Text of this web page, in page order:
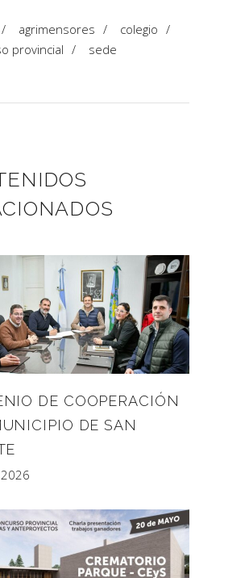
/ agrimensores / colegio /
provincial / sede
DE COOPERACIÓN
DE SAN